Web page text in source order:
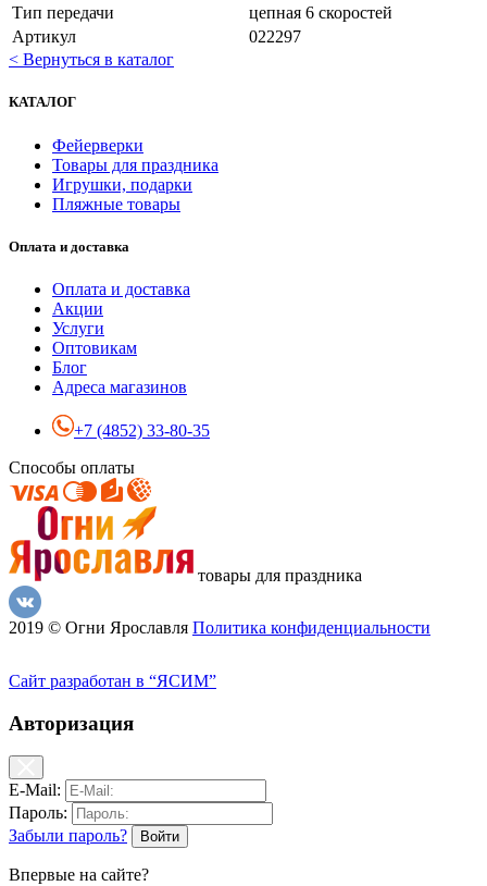
Тип передачи
цепная 6 скоростей
Артикул
022297
< Вернуться в каталог
КАТАЛОГ
Фейерверки
Товары для праздника
Игрушки, подарки
Пляжные товары
Оплата и доставка
Оплата и доставка
Акции
Услуги
Оптовикам
Блог
Адреса магазинов
+7 (4852) 33-80-35
Способы оплаты
товары для праздника
2019 © Огни Ярославля Политика конфиденциальности
Сайт разработан в “ЯСИМ”
Авторизация
E-Mail:
Пароль:
Забыли пароль?
Впервые на сайте?